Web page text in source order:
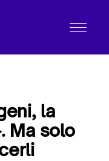
la
Ma solo